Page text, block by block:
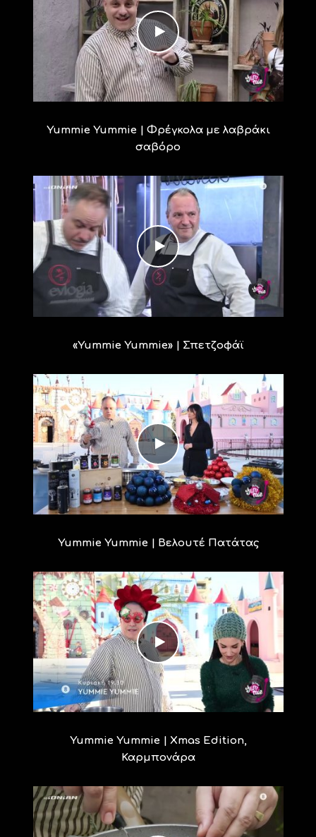
Yummie Yummie | Φρέγκολα με λαβράκι
σαβόρο
«Yummie Yummie» | Σπετζοφάϊ
Yummie Yummie | Βελουτέ Πατάτας
Yummie Yummie | Xmas Edition,
Καρμπονάρα